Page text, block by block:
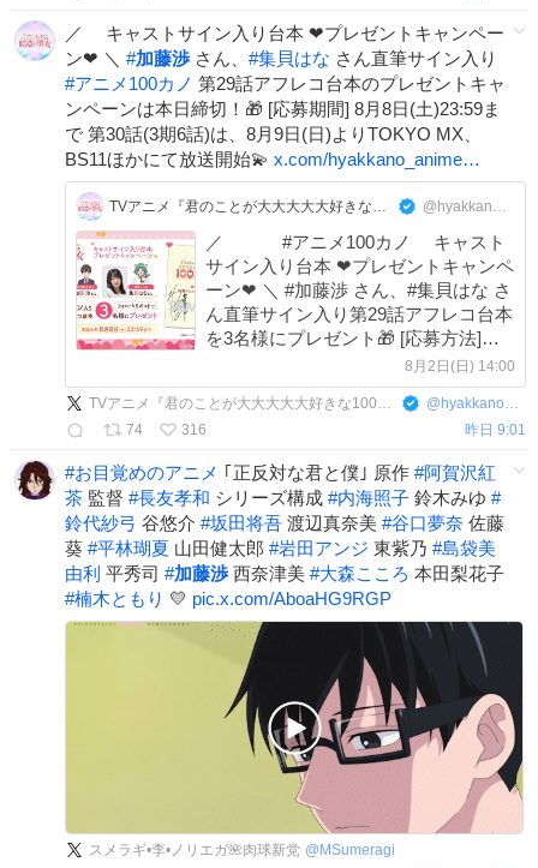
／ キャストサイン入り台本 ❤プレゼントキャンペー
ン❤ ＼ #加藤渉さん、 #集貝はな さん直筆サイン入り
#アニメ100カノ 第29話アフレコ台本のプレゼントキャ
ンペーンは本日締切！🎁 [応募期間] 8月8日(土)23:59ま
で 第30話(3期6話)は、8月9日(日)よりTOKYO MX、
BS11ほかにて放送開始💫 x.com/hyakkano_anime…
TVアニメ『君のことが大大大大大好きな100人の彼女』公式 @hyakkano_anime
／ #アニメ100カノ キャスト
サイン入り台本 ❤プレゼントキャンペ
ーン❤ ＼ #加藤渉 さん、#集貝はな さ
ん直筆サイン入り第29話アフレコ台本
を3名様にプレゼント🎁 [応募方法]
①@hyakkano_animeをフォロー ②本
投稿をリポスト 詳細こちら
hyakkano.com/news/post-221/
8月2日(日) 14:00
TVアニメ『君のことが大大大大大好きな100人の彼女』公式 @ hyakkano_anime
74
316 昨日 9:01
#お目覚めのアニメ ｢正反対な君と僕｣ 原作 #阿賀沢紅
茶 監督 #長友孝和 シリーズ構成 #内海照子 鈴木みゆ #
鈴代紗弓 谷悠介 #坂田将吾 渡辺真奈美 #谷口夢奈 佐藤
葵 #平林瑚夏 山田健太郎 #岩田アンジ 東紫乃 #島袋美
由利 平秀司 #加藤渉西奈津美 #大森こころ 本田梨花子
#楠木ともり 💛 pic.x.com/AboaHG9RGP
スメラギ•李•ノリエガ🌺肉球新党 @ MSumeragi